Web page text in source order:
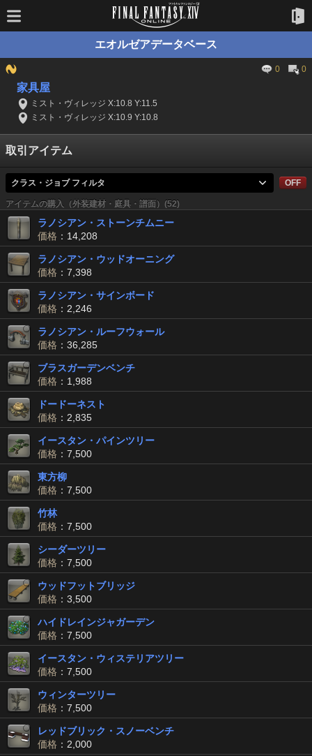
エオルゼアデータベース
0 0
家具屋
ミスト・ヴィレッジ X:10.8 Y:11.5
ミスト・ヴィレッジ X:10.9 Y:10.8
取引アイテム
クラス・ジョブ フィルタ OFF
アイテムの購入（外装建材・庭具・譜面）(52)
ラノシアン・ストーンチムニー
価格 ：14,208
ラノシアン・ウッドオーニング
価格 ：7,398
ラノシアン・サインボード
価格 ：2,246
ラノシアン・ルーフウォール
価格 ：36,285
ブラスガーデンベンチ
価格 ：1,988
ドードーネスト
価格 ：2,835
イースタン・パインツリー
価格 ：7,500
東方柳
価格 ：7,500
竹林
価格 ：7,500
シーダーツリー
価格 ：7,500
ウッドフットブリッジ
価格 ：3,500
ハイドレインジャガーデン
価格 ：7,500
イースタン・ウィステリアツリー
価格 ：7,500
ウィンターツリー
価格 ：7,500
レッドブリック・スノーベンチ
価格 ：2,000